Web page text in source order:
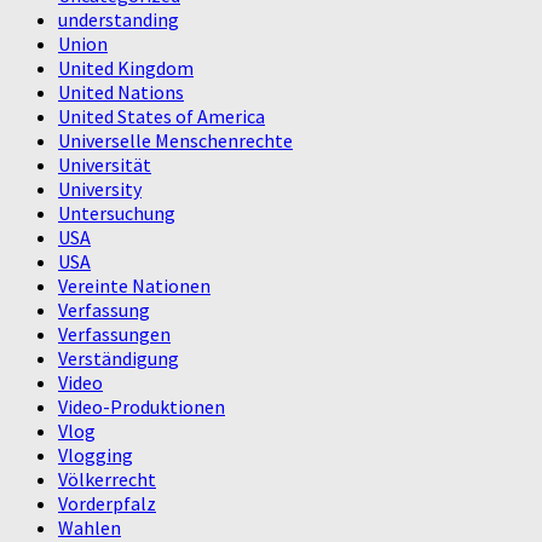
understanding
Union
United Kingdom
United Nations
United States of America
Universelle Menschenrechte
Universität
University
Untersuchung
USA
USA
Vereinte Nationen
Verfassung
Verfassungen
Verständigung
Video
Video-Produktionen
Vlog
Vlogging
Völkerrecht
Vorderpfalz
Wahlen